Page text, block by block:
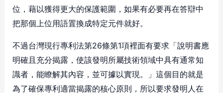
位，藉以獲得更大的保護範圍，如果有必要再在答辯中
把那個上位用語置換成特定元件就好。
不過台灣現行專利法第26條第1項裡面有要求「說明書應
明確且充分揭露，使該發明所屬技術領域中具有通常知
識者，能瞭解其內容，並可據以實現。」這個目的就是
為了確保專利適當揭露的核心原則，所以要求發明人在